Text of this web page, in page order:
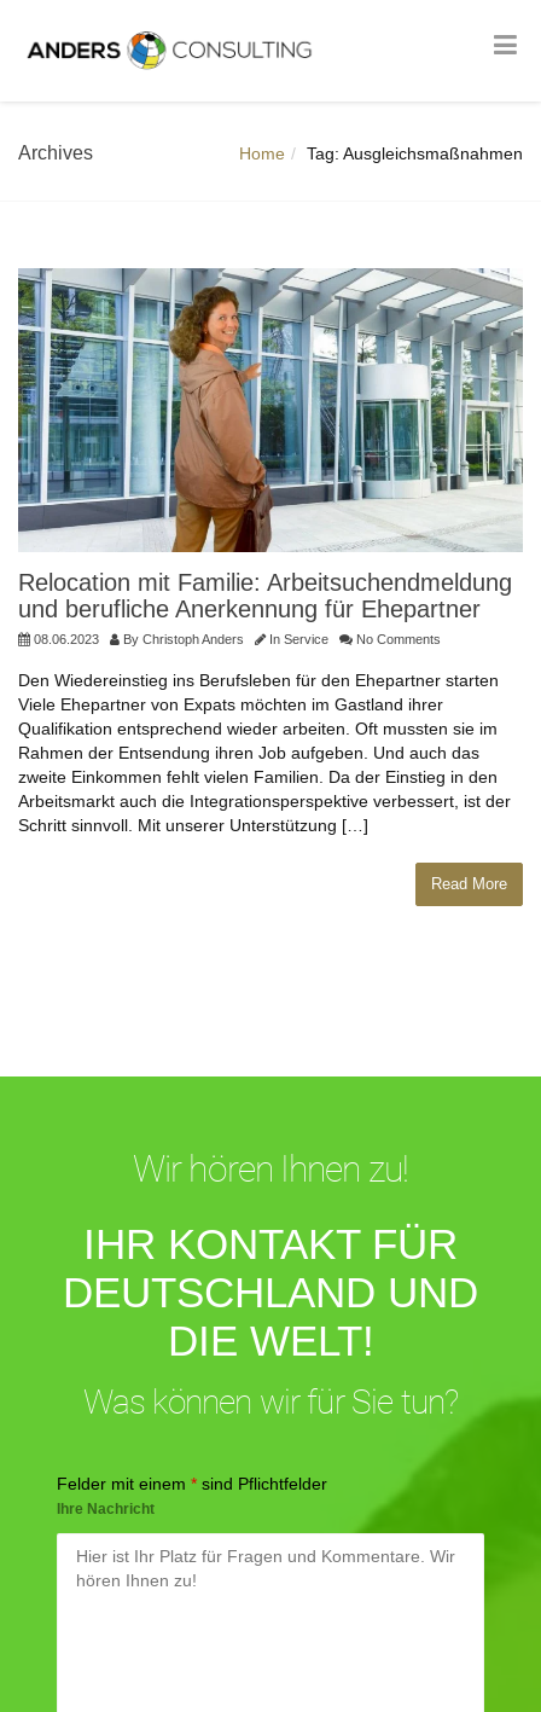
Archives Home Tag: Ausgleichsmaßnahmen
Relocation mit Familie: Arbeitsuchendmeldung
und berufliche Anerkennung für Ehepartner
08.06.2023 By Christoph Anders In Service No Comments
Den Wiedereinstieg ins Berufsleben für den Ehepartner starten
Viele Ehepartner von Expats möchten im Gastland ihrer
Qualifikation entsprechend wieder arbeiten. Oft mussten sie im
Rahmen der Entsendung ihren Job aufgeben. Und auch das
zweite Einkommen fehlt vielen Familien. Da der Einstieg in den
Arbeitsmarkt auch die Integrationsperspektive verbessert, ist der
Schritt sinnvoll. Mit unserer Unterstützung […]
Read More
Wir hören Ihnen zu!
IHR KONTAKT FÜR
DEUTSCHLAND UND
DIE WELT!
Was können wir für Sie tun?
Felder mit einem * sind Pflichtfelder
Ihre Nachricht